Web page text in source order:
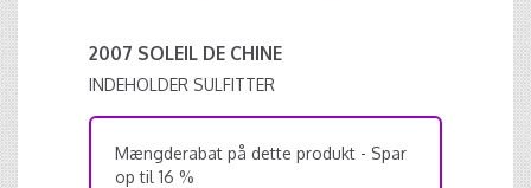
2007 SOLEIL DE CHINE
INDEHOLDER SULFITTER
Mængderabat på dette produkt - Spar
op til 16 %